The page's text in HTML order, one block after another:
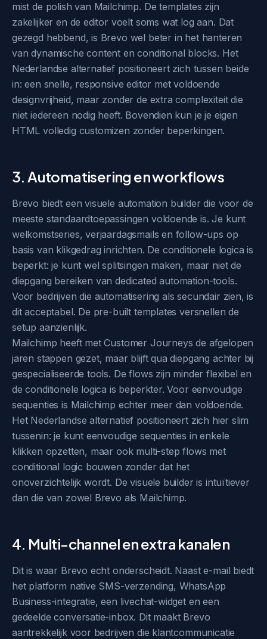
mist de polish van Mailchimp. De templates zijn
zakelijker en de editor voelt soms wat log aan. Dat
gezegd hebbend, is Brevo wel beter in het hanteren
van dynamische content en conditional blocks. Het
Nederlandse alternatief positioneert zich tussen beide
in: een snelle, responsive editor met voldoende
designvrijheid, maar zonder de extra complexiteit die
niet iedereen nodig heeft. Bovendien kun je je eigen
HTML volledig customizen zonder beperkingen.
3. Automatisering en workflows
Brevo biedt een visuele automation builder die voor de
meeste standaardtoepassingen voldoende is. Je kunt
welkomstseries, verjaardagsmails en follow-ups op
basis van klikgedrag inrichten. De conditionele logica is
beperkt: je kunt wel splitsingen maken, maar niet de
diepgang bereiken van dedicated automation-tools.
Voor bedrijven die automatisering als secundair zien, is
dit acceptabel. De pre-built templates versnellen de
setup aanzienlijk.
Mailchimp heeft met Customer Journeys de afgelopen
jaren stappen gezet, maar blijft qua diepgang achter bij
gespecialiseerde tools. De flows zijn minder flexibel en
de conditionele logica is beperkter. Voor eenvoudige
sequenties is Mailchimp echter meer dan voldoende.
Het Nederlandse alternatief positioneert zich hier slim
tussenin: je kunt eenvoudige sequenties in enkele
klikken opzetten, maar ook multi-step flows met
conditional logic bouwen zonder dat het
onoverzichtelijk wordt. De visuele builder is intuïtiever
dan die van zowel Brevo als Mailchimp.
4. Multi-channel en extra kanalen
Dit is waar Brevo echt onderscheidt. Naast e-mail biedt
het platform native SMS-verzending, WhatsApp
Business-integratie, een livechat-widget en een
gedeelde conversatie-inbox. Dit maakt Brevo
aantrekkelijk voor bedrijven die klantcommunicatie